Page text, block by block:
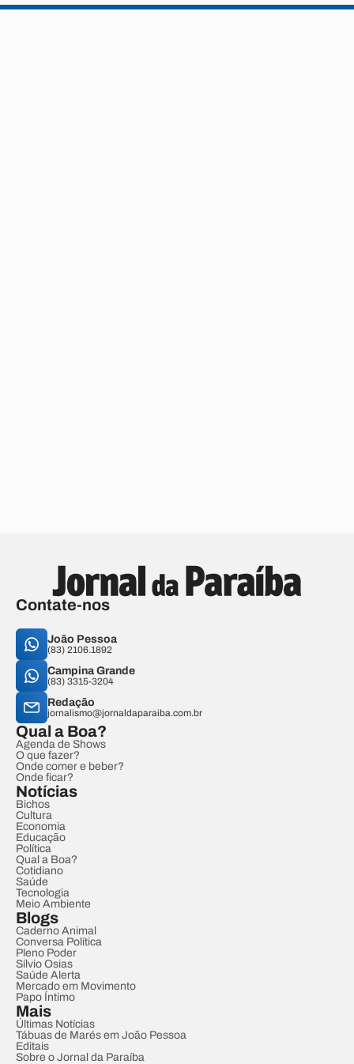
Contate-nos
João Pessoa
(83) 2106.1892
Campina Grande
(83) 3315-3204
Redação
jornalismo@jornaldaparaiba.com.br
Qual a Boa?
Agenda de Shows
O que fazer?
Onde comer e beber?
Onde ficar?
Notícias
Bichos
Cultura
Economia
Educação
Política
Qual a Boa?
Cotidiano
Saúde
Tecnologia
Meio Ambiente
Blogs
Caderno Animal
Conversa Política
Pleno Poder
Sílvio Osias
Saúde Alerta
Mercado em Movimento
Papo Íntimo
Mais
Últimas Notícias
Tábuas de Marés em João Pessoa
Editais
Sobre o Jornal da Paraíba